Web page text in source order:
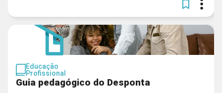
Educação
Profissional
Guia pedagógico do Desponta